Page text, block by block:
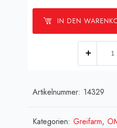
IN DEN
switch
arm)
Artikelnummer: 14329
Kategorien:Greifarm,